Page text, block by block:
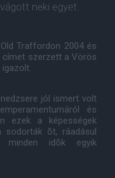
neki egyet.
Traffordon 2004 és
címet szerzett a Vörös
igazolt.
jól ismert volt
és
ezek a képességek
sodorták õt, ráadásul
minden idõk egyik